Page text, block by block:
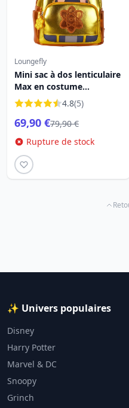
Loungefly
Mini sac à dos lenticulaire
Max en costume
powerline - DISNEY
LOUNGEFLY Dingo le film
30e anniversaire
4.8(5)
69,90 €79,90 €
Rupture de stock
✨ Univers populaires
Disney
Harry Potter
Marvel & DC
Snoopy
Grinch